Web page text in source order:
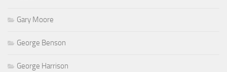
Gary Moore
George Benson
George Harrison